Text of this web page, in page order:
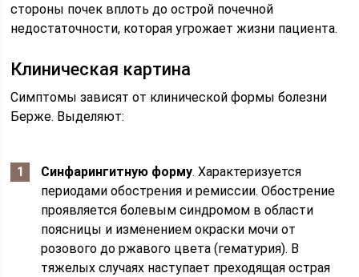
стороны почек вплоть до острой почечной
недостаточности, которая угрожает жизни пациента.
Клиническая картина
Симптомы зависят от клинической формы болезни
Берже. Выделяют:
Синфарингитную форму. Характеризуется
периодами обострения и ремиссии. Обострение
проявляется болевым синдромом в области
поясницы и изменением окраски мочи от
розового до ржавого цвета (гематурия). В
тяжелых случаях наступает преходящая острая